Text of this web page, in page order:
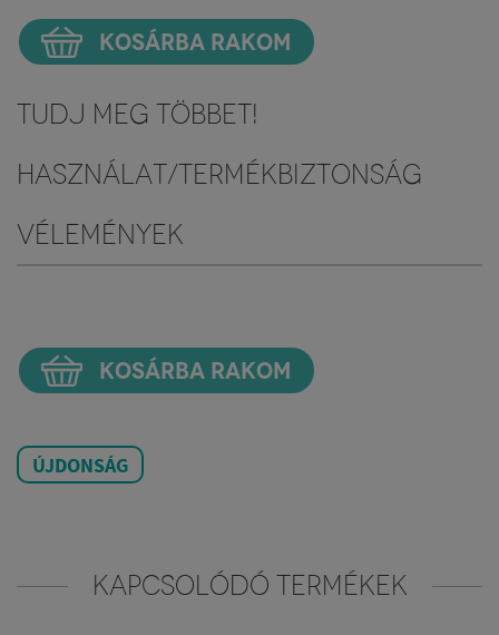
KOSÁRBA RAKOM
Tudj meg többet!
Használat/Termékbiztonság
Vélemények
KOSÁRBA RAKOM
ÚJDONSÁG
KAPCSOLÓDÓ TERMÉKEK